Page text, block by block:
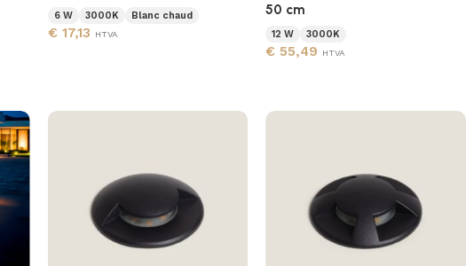
6 W 3000K Blanc chaud
€17,13 HTVA
50 cm
12 W 3000K
€ 55,49 HTVA